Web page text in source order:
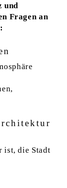
und
Fragen an
ist, die Stadt